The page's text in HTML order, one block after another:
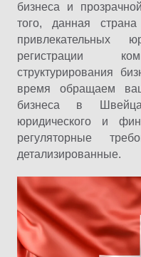
бизнеса и
того, данная
регистрации
структурирования
время обращаем
бизнеса в
юридического и
регуляторные
детализированные.